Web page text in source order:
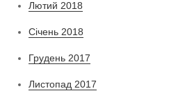
Лютий 2018
Січень 2018
Грудень 2017
Листопад 2017